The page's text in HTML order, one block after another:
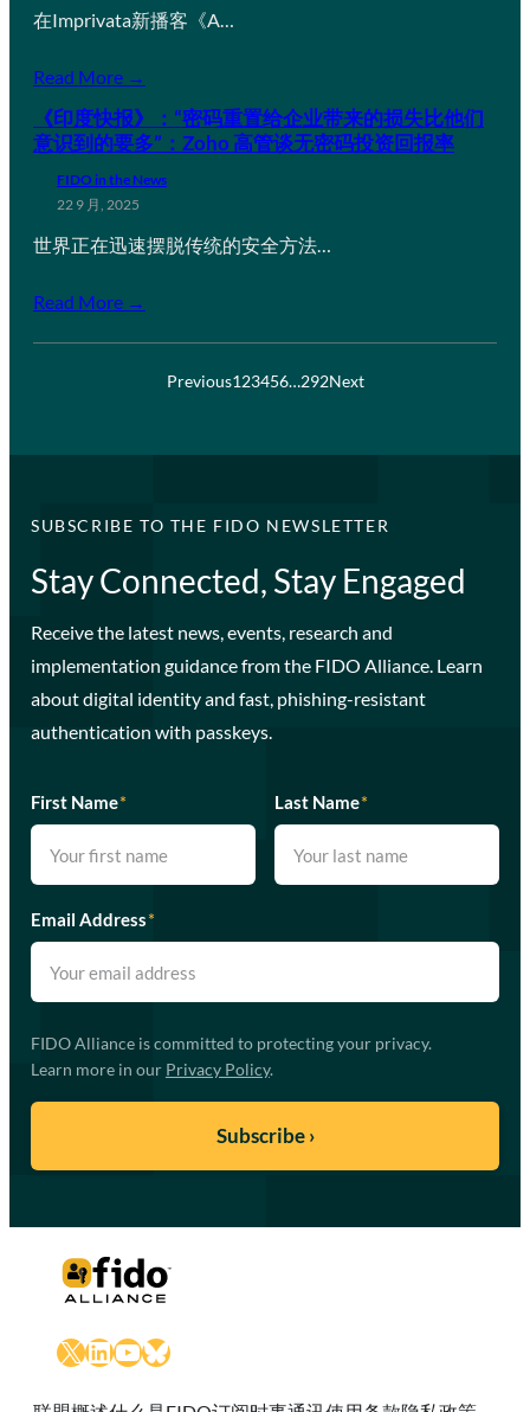
在Imprivata新播客《A…
Read More →
《印度快报》：“密码重置给企业带来的损失比他们
意识到的要多”：Zoho 高管谈无密码投资回报率
FIDO in the News
22 9 月, 2025
世界正在迅速摆脱传统的安全方法…
Read More →
Previous123456…292Next
SUBSCRIBE TO THE FIDO NEWSLETTER
Stay Connected, Stay Engaged
Receive the latest news, events, research and
implementation guidance from the FIDO Alliance. Learn
about digital identity and fast, phishing-resistant
authentication with passkeys.
First Name* Last Name*
Email Address*
FIDO Alliance is committed to protecting your privacy.
Learn more in our Privacy Policy.
X LinkedIn
YouTube
Bluesky